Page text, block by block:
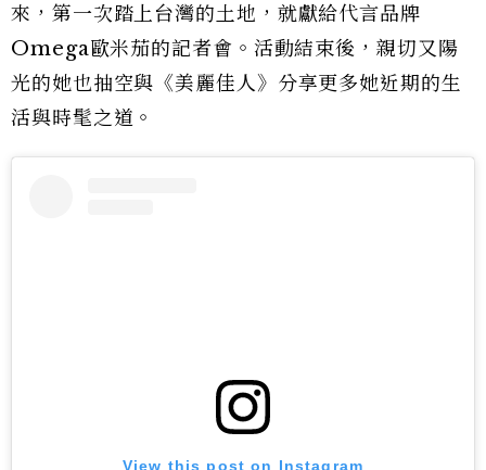
來，第一次踏上台灣的土地，就獻給代言品牌
Omega歐米茄的記者會。活動結束後，親切又陽
光的她也抽空與《美麗佳人》分享更多她近期的生
活與時髦之道。
View this post on Instagram